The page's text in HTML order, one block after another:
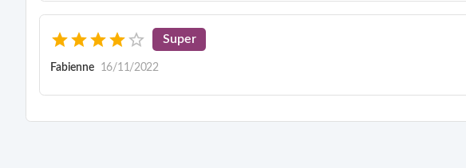
Super
Fabienne 16/11/2022